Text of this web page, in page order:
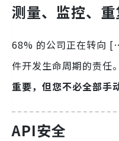
测量、监控、重
68% 的公司正在转向
件开发生命周期的责任。
重要，但您不必全部手
API安全